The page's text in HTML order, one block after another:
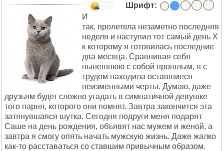
Шрифт:
И
так, пролетела незаметно последняя
неделя и наступил тот самый день Х
к которому я готовилась последние
два месяца. Сравнивая себя
нынешнюю с собой прошлым, я с
трудом находила оставшиеся
неизменными черты. Думаю, даже
друзьям будет сложно угадать в симпатичной девушке
того парня, которого они помнят. Завтра закончится эта
затянувшаяся шутка. Сегодня подруги меня подарят
Саше на день рождения, объявят нас мужем и женой, а
завтра я смогу опять начать мужскую жизнь. Даже жалко
как-то расставаться со ставшим привычным образом.